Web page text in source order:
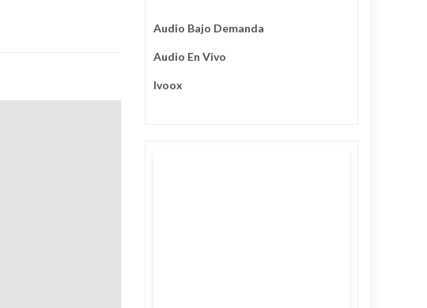
Audio Bajo Demanda
Audio En Vivo
Ivoox